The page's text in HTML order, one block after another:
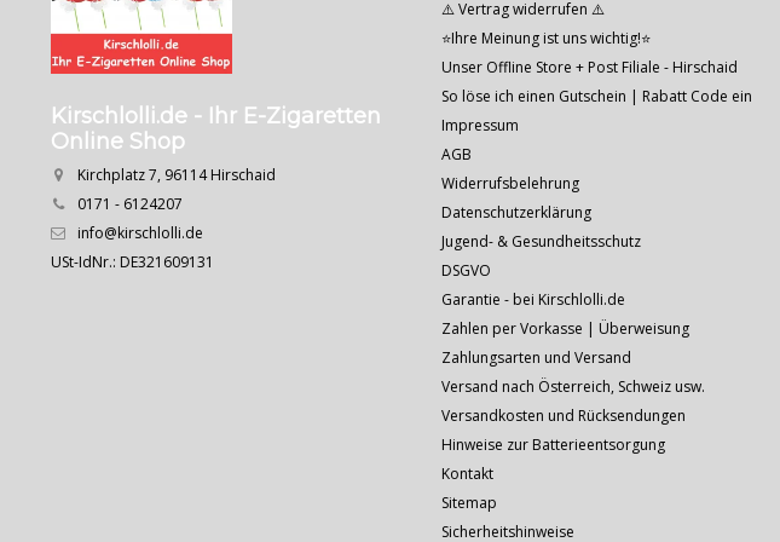
Kirschlolli.de - Ihr E-Zigaretten
Online Shop
Kirchplatz 7, 96114 Hirschaid
0171 - 6124207
info@kirschlolli.de
USt-IdNr.: DE321609131
⚠️ Vertrag widerrufen ⚠️
⭐Ihre Meinung ist uns wichtig!⭐
Unser Offline Store + Post Filiale - Hirschaid
So löse ich einen Gutschein | Rabatt Code ein
Impressum
AGB
Widerrufsbelehrung
Datenschutzerklärung
Jugend- & Gesundheitsschutz
DSGVO
Garantie - bei Kirschlolli.de
Zahlen per Vorkasse | Überweisung
Zahlungsarten und Versand
Versand nach Österreich, Schweiz usw.
Versandkosten und Rücksendungen
Hinweise zur Batterieentsorgung
Kontakt
Sitemap
Sicherheitshinweise